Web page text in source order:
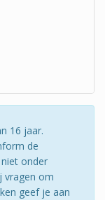
16 jaar.
de
onder
vragen om
geef je aan